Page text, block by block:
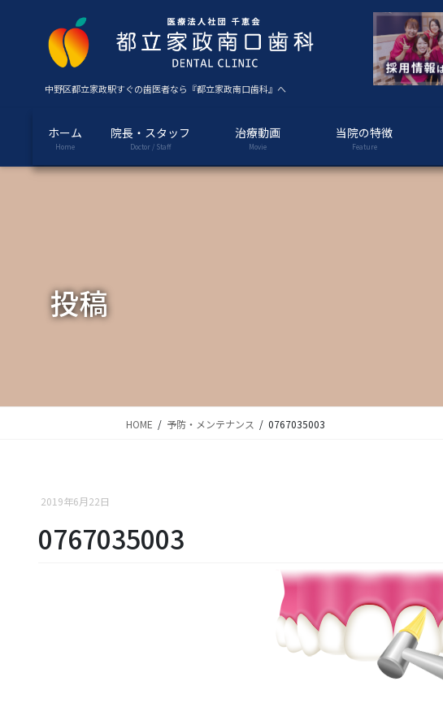
移
中野区都立家政駅すぐの歯医者なら『都立家政南口歯科』へ
ホーム
Home
院長・スタッフ
Doctor / Staff
治療動画
Movie
当院の特徴
Feature
投稿
HOME 予防・メンテナンス 0767035003
2019年6月22日
0767035003